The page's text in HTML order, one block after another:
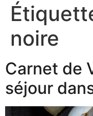
noire
Carnet de
séjour